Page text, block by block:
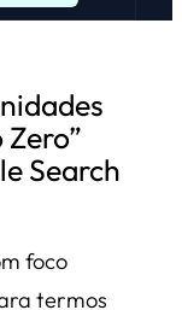
Search
foco
termos